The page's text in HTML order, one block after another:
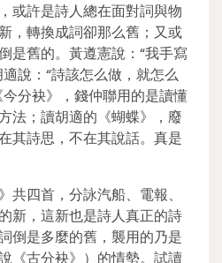
或許是詩人總在面對詞與物
，轉換成詞卻那么舊；又或
是舊的。黃遵憲說：“我手寫
說：“詩該怎么做，就怎么
分袂》，錢仲聯用的是讀懂
法；讀胡適的《蝴蝶》，廢
其詩思，不在其說話。真是
共四首，分詠汽船、電報、
新，這新也是詩人真正的詩
倒是多麼的舊，襲用的乃是
《古分袂》）的情勢。試讀